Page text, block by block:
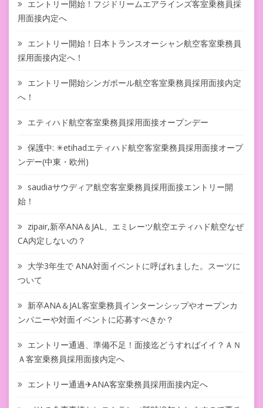
エントリー開始！フジドリームエアラインズ客室乗務員採
用面接内定へ
エントリー開始！日本トランスオーシャン航空客室乗務員
採用面接内定へ！
エントリー開始シンガポール航空客室乗務員採用面接内定
へ！
エティハド航空客室乗務員採用面接オープンデー
保護中: ✳︎etihadエティハド航空客室乗務員採用面接オープ
ンデー(中東・欧州)
saudiaサウディア航空客室乗務員採用面接エントリー開
始！
zipair,新卒ANA＆JAL、エミレーツ航空エティハド航空なぜ
CA内定しないの？
大学3年生で ANA対面イベントに呼ばれました。スーツに
ついて
新卒ANA＆JAL客室乗務員インターンシップやオープンカ
ンパニーや対面イベントに応募すべきか？
エントリー通過、準備不足！面接迄どうすればイイ？ＡＮ
Ａ客室乗務員採用面接内定へ
エントリー通過✈ANA客室乗務員採用面接内定へ